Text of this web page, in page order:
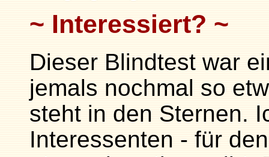
Interessiert?
Dieser Blindtest war
jemals nochmal so
steht in den Sternen.
Interessenten - für